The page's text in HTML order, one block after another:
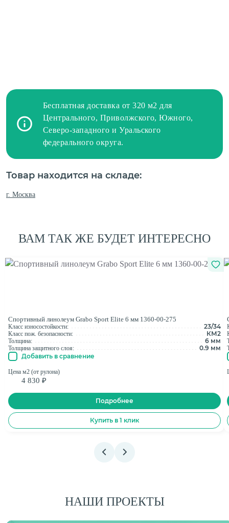
Бесплатная доставка от 320 м2 для
Центрального, Приволжского, Южного,
Северо-западного и Уральского
федерального округа.
Товар находится на складе:
г. Москва
ВАМ ТАК ЖЕ БУДЕТ ИНТЕРЕСНО
Спортивный линолеум Grabo Sport Elite 6 мм 1360-00-275
Класс износостойкости: 23/34
Класс пож. безопасности: КМ2
Толщина: 6 мм
Толщина защитного слоя:
0.9 мм
Добавить в сравнение
Цена м2 (от рулона)
4 830 ₽
Подробнее
Купить в 1 клик
НАШИ ПРОЕКТЫ